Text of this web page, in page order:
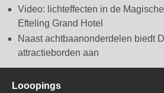
Video: lichteffecten in de
Efteling Grand Hotel
Naast achtbaanonderdelen biedt
attractieborden aan
Looopings